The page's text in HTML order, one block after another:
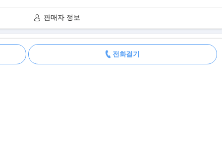
판매자 정보
더보기
전화걸기